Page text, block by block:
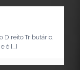
Direito Tributário,
é […]